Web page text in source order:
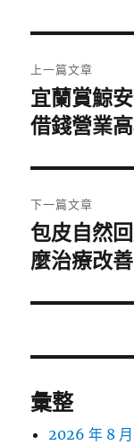
章
導
覽
上一篇文章
上
一
文
章:
宜蘭賞鯨
借錢營業
下一篇文章
下
一
文
包皮自然
麼治療改
彙整
2026 年 8 月